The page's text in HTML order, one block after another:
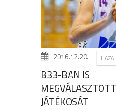
2016.12.20. | HAZAI
B33-BAN IS
JÁTÉKOSÁT